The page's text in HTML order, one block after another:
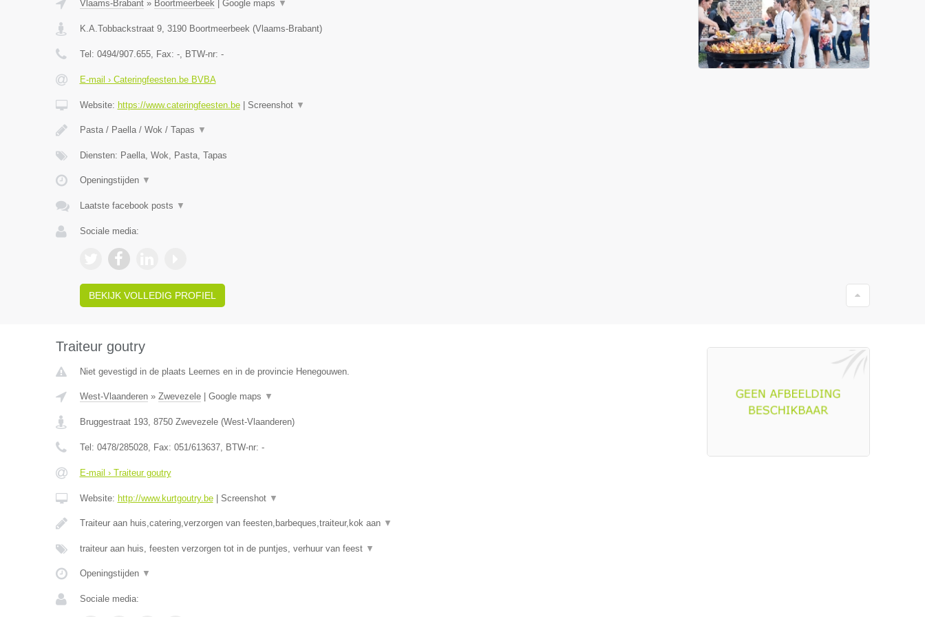
Vlaams-Brabant» Boortmeerbeek| Google maps ▼
K.A.Tobbackstraat 9, 3190 Boortmeerbeek(Vlaams-Brabant)
Tel: 0494/907.655, Fax: -, BTW-nr: -
E-mail › Cateringfeesten.be BVBA
Website: https://www.cateringfeesten.be| Screenshot ▼
Pasta / Paella / Wok / Tapas ▼
Diensten: Paella, Wok, Pasta, Tapas
Openingstijden ▼
Laatste facebook posts ▼
Sociale media:
BEKIJK VOLLEDIG PROFIEL
Traiteur goutry
Niet gevestigd in de plaats Leernes en in de provincie Henegouwen.
West-Vlaanderen» Zwevezele| Google maps ▼
Bruggestraat 193, 8750 Zwevezele(West-Vlaanderen)
Tel: 0478/285028, Fax: 051/613637, BTW-nr: -
E-mail › Traiteur goutry
Website: http://www.kurtgoutry.be| Screenshot ▼
Traiteur aan huis,catering,verzorgen van feesten,barbeques,traiteur,kok aan ▼
traiteur aan huis, feesten verzorgen tot in de puntjes, verhuur van feest ▼
Openingstijden ▼
Sociale media: